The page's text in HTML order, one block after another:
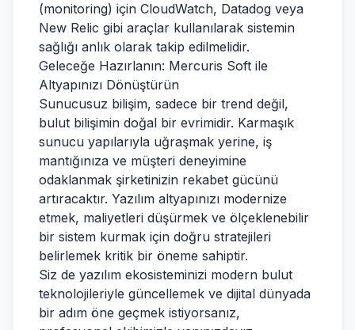
(monitoring) için CloudWatch, Datadog veya
New Relic gibi araçlar kullanılarak sistemin
sağlığı anlık olarak takip edilmelidir.
Geleceğe Hazırlanın: Mercuris Soft ile
Altyapınızı Dönüştürün
Sunucusuz bilişim, sadece bir trend değil,
bulut bilişimin doğal bir evrimidir. Karmaşık
sunucu yapılarıyla uğraşmak yerine, iş
mantığınıza ve müşteri deneyimine
odaklanmak şirketinizin rekabet gücünü
artıracaktır. Yazılım altyapınızı modernize
etmek, maliyetleri düşürmek ve ölçeklenebilir
bir sistem kurmak için doğru stratejileri
belirlemek kritik bir öneme sahiptir.
Siz de yazılım ekosisteminizi modern bulut
teknolojileriyle güncellemek ve dijital dünyada
bir adım öne geçmek istiyorsanız,